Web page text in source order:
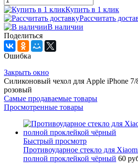
Купить в 1 клик
Рассчитать
В наличии
Поделиться
Ошибка
Закрыть окно
Силиконовый чехол для Apple iPhone
розовый
Самые продаваемые товары
Просмотренные товары
Быстрый просмотр
Противоударное стекло для
полной проклейкой чёрный 60